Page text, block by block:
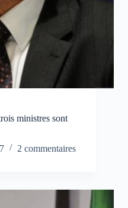
ministres sont
2 commentaires